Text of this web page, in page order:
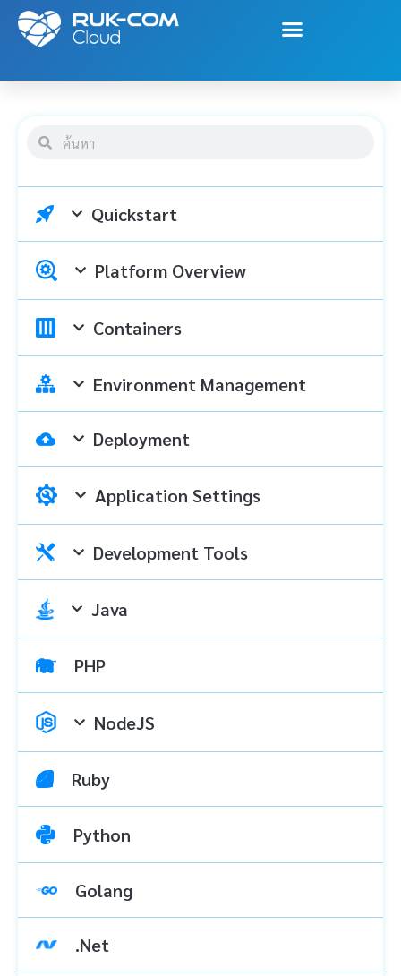
Quickstart
Platform Overview
Containers
Environment Management
Deployment
Application Settings
Development Tools
Java
PHP
NodeJS
Ruby
Python
Golang
.Net